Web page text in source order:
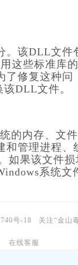
这些标准库
了修复这种问
换该DLL文件
和管理进程、
如果该文件损
系统文
号-18 关注“金山
在线客服